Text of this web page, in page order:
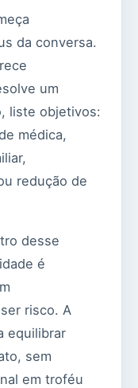
da conversa.
um
liste objetivos:
médica,
redução de
desse
é
risco. A
equilibrar
sem
em troféu